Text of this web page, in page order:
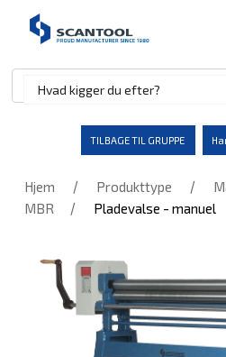
TILBAGE TIL GRUPPE
Hjem / Produkttype /
MBR
/ Pladevalse - manuel